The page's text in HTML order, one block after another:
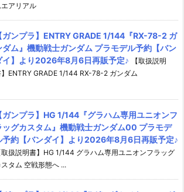
エアリアル
ガンプラ】ENTRY GRADE 1/144『RX-78-2 ガ
ダム』機動戦士ガンダム プラモデル予約【バン
イ】より2026年8月6日再販予定♪
【取扱説明
ENTRY GRADE 1/144 RX-78-2 ガンダム
ガンプラ】HG 1/144『グラハム専用ユニオンフ
ッグカスタム』機動戦士ガンダム00 プラモデ
予約【バンダイ】より2026年8月6日再販予定♪
取扱説明書】HG 1/144 グラハム専用ユニオンフラッグ
スタム 空戦形態へ ...